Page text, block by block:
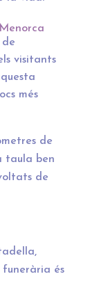
visitants
més
de
taula ben
de
funerària és